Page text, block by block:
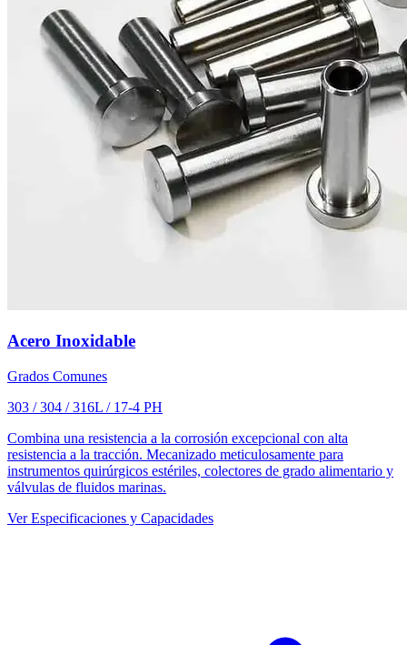
Acero Inoxidable
Grados Comunes
303 / 304 / 316L / 17-4 PH
Combina una resistencia a la corrosión excepcional con alta
resistencia a la tracción. Mecanizado meticulosamente para
instrumentos quirúrgicos estériles, colectores de grado alimentario y
válvulas de fluidos marinas.
Ver Especificaciones y Capacidades